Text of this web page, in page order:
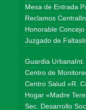
Mesa de Entrada
Reclamos
Honorable
Juzgado de
Guardia UrbanaInt.
Centro de
Centro Salud «R.
Hogar «Madre
Sec. Desarrollo